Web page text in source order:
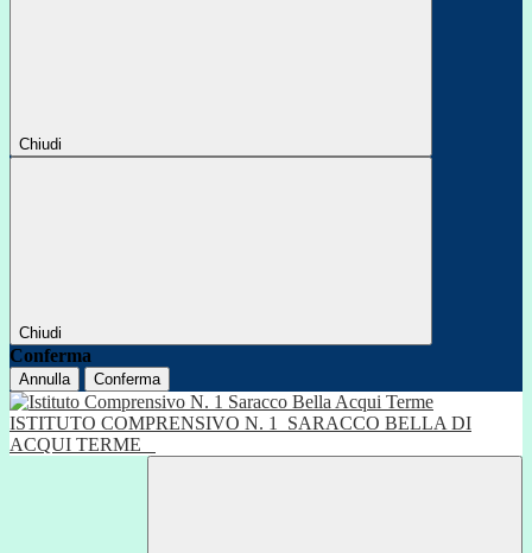
Chiudi
Chiudi
Conferma
Annulla Conferma
ISTITUTO COMPRENSIVO N. 1
SARACCO BELLA DI
ACQUI TERME